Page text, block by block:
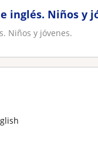
inglés. Niños y
Niños y jóvenes.